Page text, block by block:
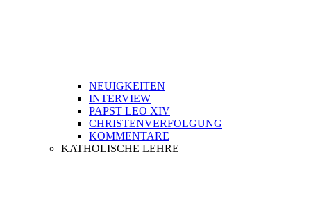
NEUIGKEITEN
INTERVIEW
PAPST LEO XIV
CHRISTENVERFOLGUNG
KOMMENTARE
KATHOLISCHE LEHRE